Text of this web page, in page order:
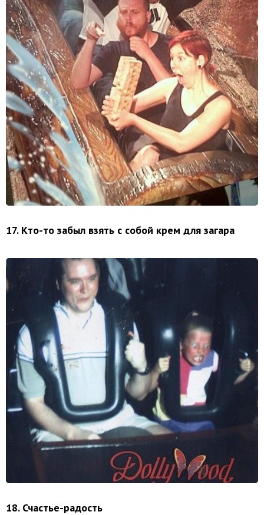
17. Кто-то забыл взять с собой крем для загара
18. Счастье-радость